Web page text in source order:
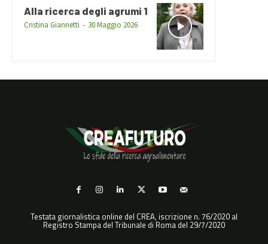
Alla ricerca degli agrumi 1
Cristina Giannetti - 30 Maggio 2026
Testata giornalistica online del CREA, iscrizione n. 76/2020 al
Registro Stampa del Tribunale di Roma del 29/7/2020